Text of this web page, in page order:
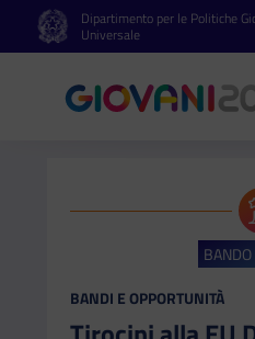
Vai al contenuto principale
Vai al footerDipartimento per le Politiche
Universale
CATEGORIA:
BANDI E OPPORTUNITÀ